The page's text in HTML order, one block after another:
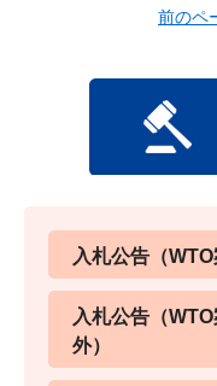
前のペ
入札公告（WTO
入札公告（
外）